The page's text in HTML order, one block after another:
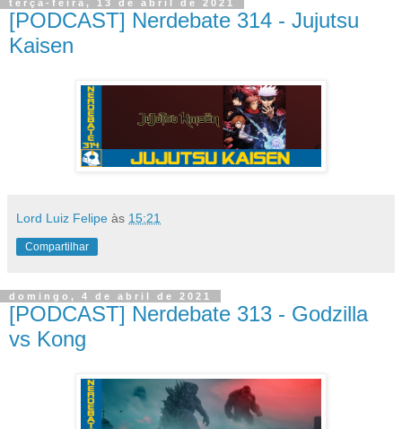
terça-feira, 13 de abril de 2021
[PODCAST] Nerdebate 314 - Jujutsu
Kaisen
Lord Luiz Felipe às 15:21
Compartilhar
domingo, 4 de abril de 2021
[PODCAST] Nerdebate 313 - Godzilla
vs Kong